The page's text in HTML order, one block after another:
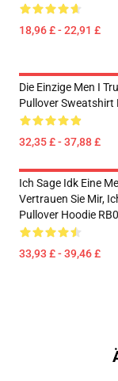
18,96 £ - 22,91 £
Die Einzige Men I
Pullover Sweatshirt
32,35 £ - 37,88 £
Ich Sage Idk Eine
Vertrauen Sie Mir,
Pullover Hoodie
33,93 £ - 39,46 £